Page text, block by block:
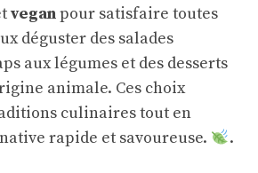
veganpour satisfaire toutes
déguster des salades
aux légumes et des desserts
animale. Ces choix
culinaires tout en
rapide et savoureuse.
.